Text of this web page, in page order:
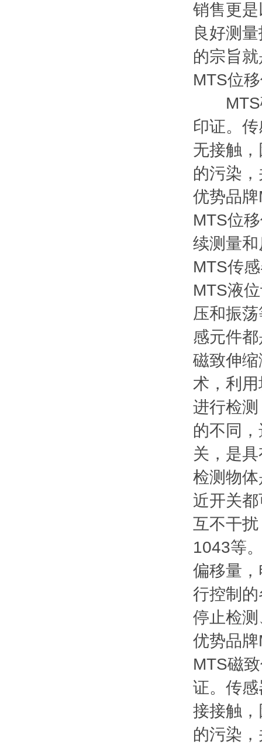
销售更
良好测
的宗旨
MTS位
MTS磁
印证。
无接触
的污染
优势品
MTS位
续测量
MTS传
MTS液
压和振
感元件
磁致伸
术，利
进行检
的不同
关，是
检测物
近开关
互不干
1043等
偏移量
行控制
停止检
优势品
MTS磁
证。传
接接触
的污染